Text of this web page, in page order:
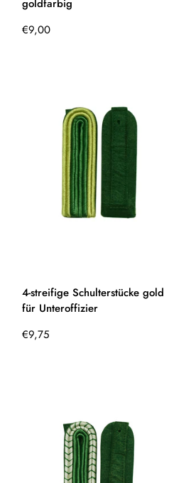
goldfarbig
Regulärer
€9,00
4-streifige Schulterstücke gold
für Unteroffizier
Regulärer
€9,75